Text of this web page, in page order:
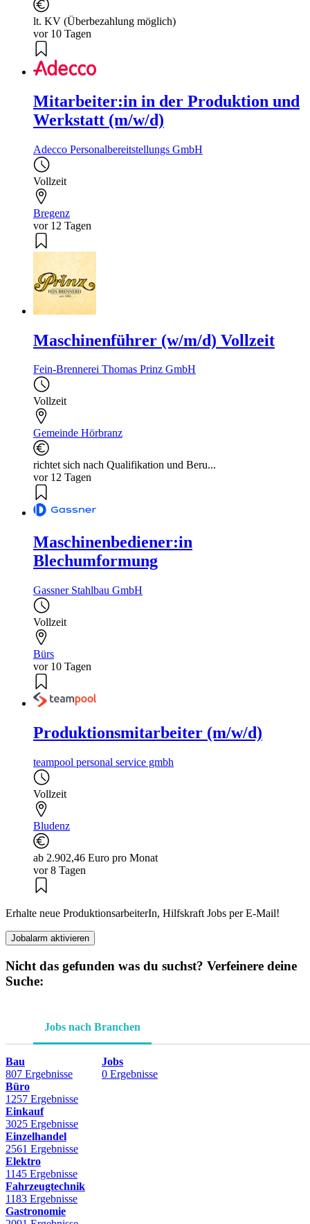
lt. KV (Überbezahlung möglich)
vor 10 Tagen
Mitarbeiter:in in der Produktion und
Werkstatt (m/w/d)
Adecco Personalbereitstellungs GmbH
Vollzeit
Bregenz
vor 12 Tagen
Maschinenführer (w/m/d) Vollzeit
Fein-Brennerei Thomas Prinz GmbH
Vollzeit
Gemeinde Hörbranz
richtet sich nach Qualifikation und Beru...
vor 12 Tagen
Maschinenbediener:in
Blechumformung
Gassner Stahlbau GmbH
Vollzeit
Bürs
vor 10 Tagen
Produktionsmitarbeiter (m/w/d)
teampool personal service gmbh
Vollzeit
Bludenz
ab 2.902,46 Euro pro Monat
vor 8 Tagen
Erhalte neue ProduktionsarbeiterIn, Hilfskraft Jobs per E-Mail!
Jobalarm aktivieren
Nicht das gefunden was du suchst? Verfeinere deine
Suche:
Jobs nach Branchen
Bau
807 Ergebnisse
Büro
1257 Ergebnisse
Einkauf
3025 Ergebnisse
Einzelhandel
2561 Ergebnisse
Elektro
1145 Ergebnisse
Fahrzeugtechnik
1183 Ergebnisse
Gastronomie
Jobs
0 Ergebnisse